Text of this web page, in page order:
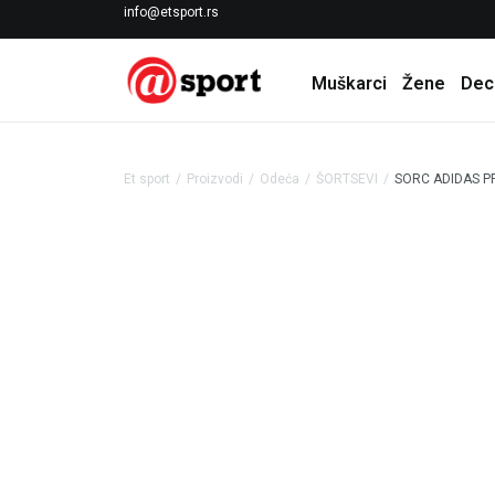
info@etsport.rs
LICENCIRANI CLEARANCE PARTNER ADIDAS
Muškarci Žene
Et sport Proizvodi Odeća ŠORTSEVI SORC ADIDAS